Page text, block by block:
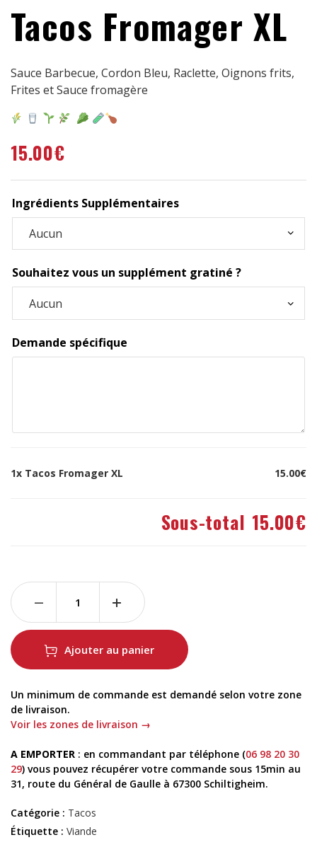
Tacos Fromager XL
Sauce Barbecue, Cordon Bleu, Raclette, Oignons frits,
Frites et Sauce fromagère
15.00€
Ingrédients Supplémentaires
Souhaitez vous un supplément gratiné ?
Demande spécifique
1x Tacos Fromager XL 15.00€
Sous-total 15.00€
Ajouter au panier
Un minimum de commande est demandé selon votre zone
de livraison.
Voir les zones de livraison →
A EMPORTER : en commandant par téléphone (06 98 20 30
29) vous pouvez récupérer votre commande sous 15min au
31, route du Général de Gaulle à 67300 Schiltigheim.
Catégorie : Tacos
Étiquette : Viande